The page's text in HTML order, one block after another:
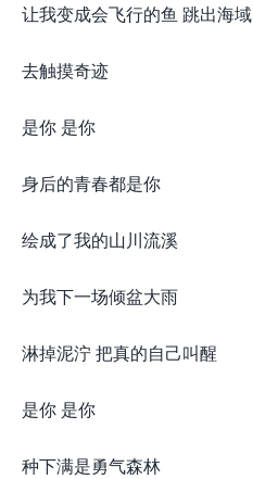
让我变成会飞行的鱼 跳出海域
去触摸奇迹
是你 是你
身后的青春都是你
绘成了我的山川流溪
为我下一场倾盆大雨
淋掉泥泞 把真的自己叫醒
是你 是你
种下满是勇气森林